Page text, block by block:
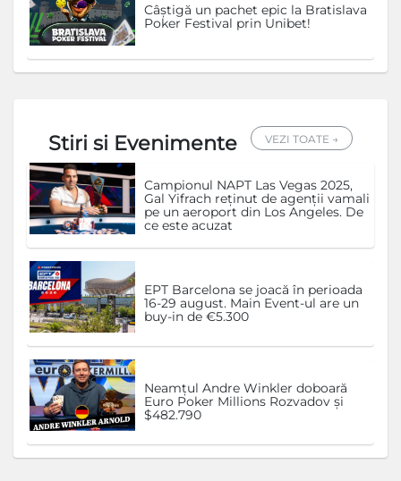
Câștigă un pachet epic la Bratislava
Poker Festival prin Unibet!
Stiri si Evenimente VEZI TOATE →
Campionul NAPT Las Vegas 2025,
Gal Yifrach reținut de agenții vamali
pe un aeroport din Los Angeles. De
ce este acuzat
EPT Barcelona se joacă în perioada
16-29 august. Main Event-ul are un
buy-in de €5.300
Neamțul Andre Winkler doboară
Euro Poker Millions Rozvadov și
$482.790